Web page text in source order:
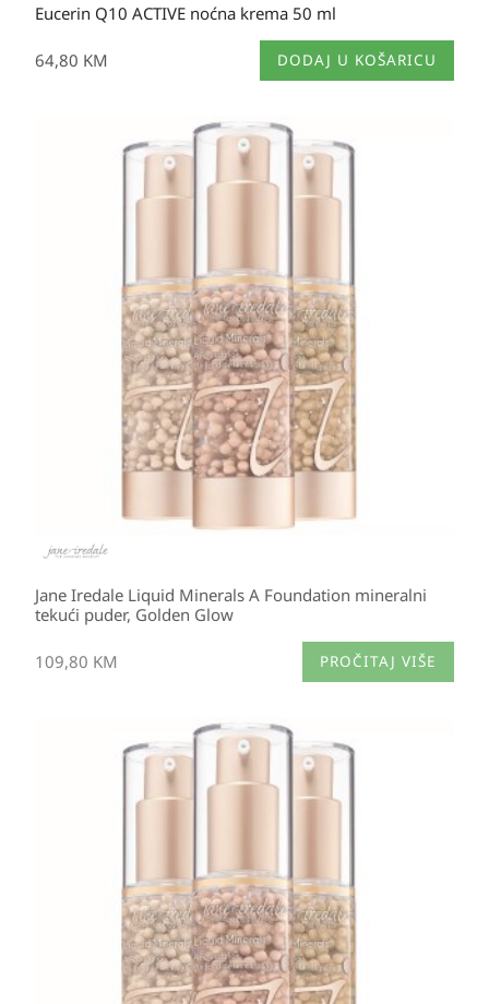
Eucerin Q10 ACTIVE noćna krema 50 ml
64,80 KM DODAJ U KOŠARICU
Jane Iredale Liquid Minerals A Foundation mineralni
tekući puder, Golden Glow
109,80 KM PROČITAJ VIŠE